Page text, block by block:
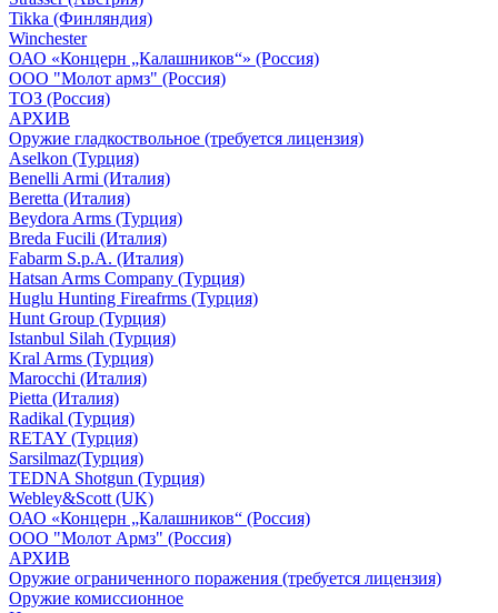
Tikka (Финляндия)
Winchester
ОАО «Концерн „Калашников“» (Россия)
ООО "Молот армз" (Россия)
ТОЗ (Россия)
АРХИВ
Оружие гладкоствольное (требуется лицензия)
Aselkon (Турция)
Benelli Armi (Италия)
Beretta (Италия)
Beydora Arms (Турция)
Breda Fucili (Италия)
Fabarm S.p.A. (Италия)
Hatsan Arms Company (Турция)
Huglu Hunting Fireafrms (Турция)
Hunt Group (Турция)
Istanbul Silah (Турция)
Kral Arms (Турция)
Marocchi (Италия)
Pietta (Италия)
Radikal (Турция)
RETAY (Турция)
Sarsilmaz(Турция)
TEDNA Shotgun (Турция)
Webley&Scott (UK)
ОАО «Концерн „Калашников“ (Россия)
ООО "Молот Армз" (Россия)
АРХИВ
Оружие ограниченного поражения (требуется лицензия)
Оружие комиссионное